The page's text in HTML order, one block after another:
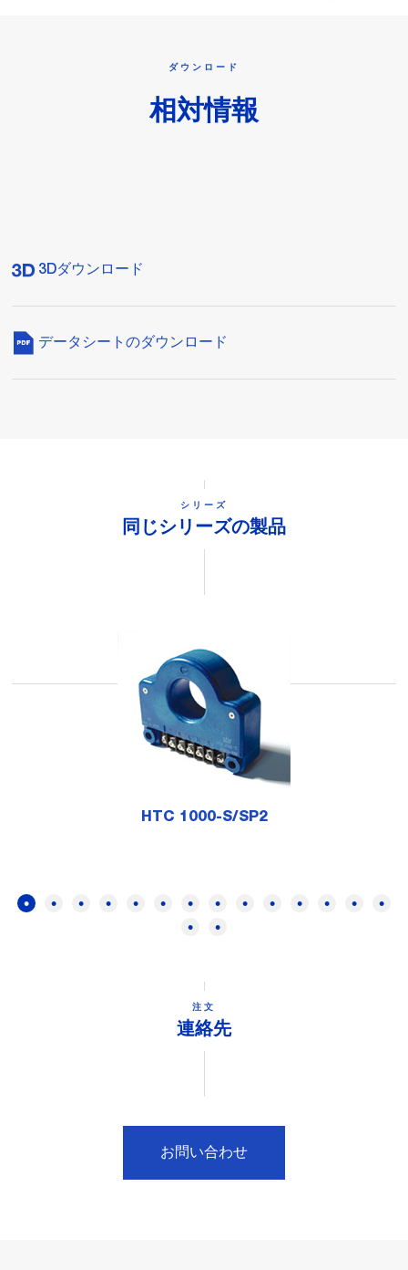
ダウンロード
相対情報
3Dダウンロード
データシートのダウンロード
シリーズ
同じシリーズの製品
HTC 1000-S/SP2
注文
連絡先
お問い合わせ